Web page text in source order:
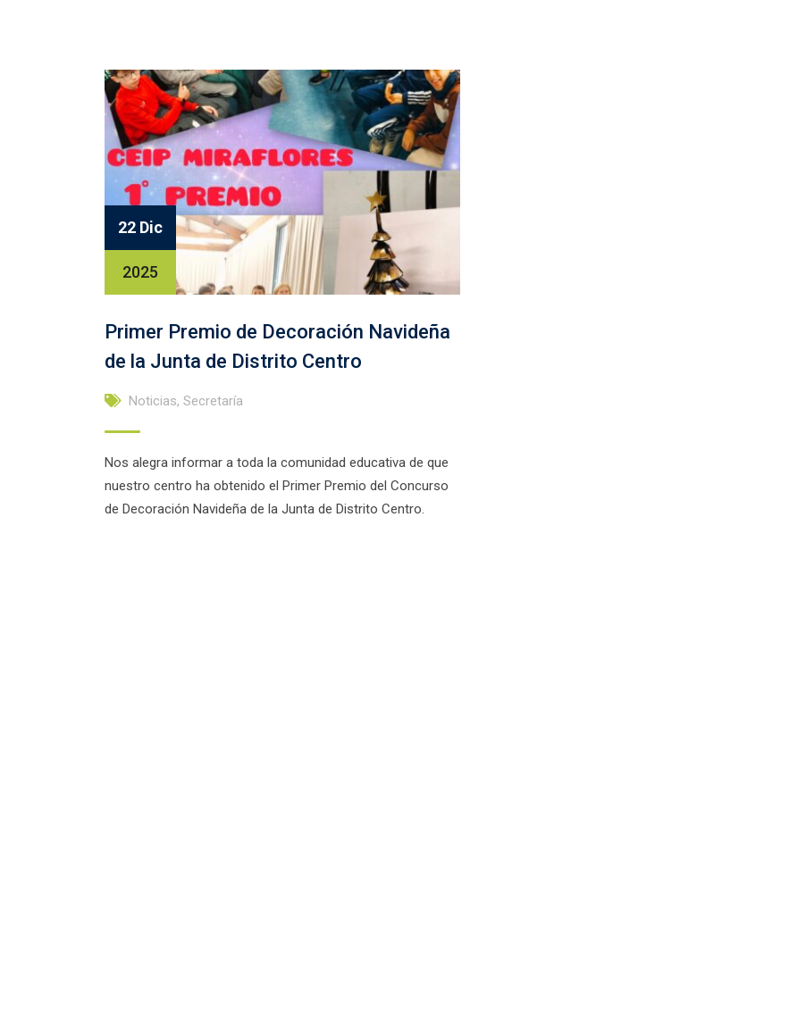
22 Dic
2025
Primer Premio de Decoración Navideña
de la Junta de Distrito Centro
Noticias, Secretaría
Nos alegra informar a toda la comunidad educativa de que
nuestro centro ha obtenido el Primer Premio del Concurso
de Decoración Navideña de la Junta de Distrito Centro.